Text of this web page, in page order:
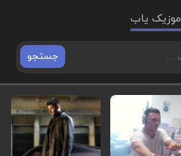
موزیک یاب
جستجو